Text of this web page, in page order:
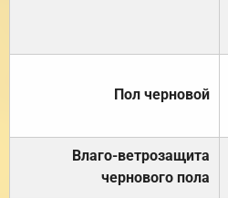
Пол черновой
Влаго-ветрозащита
чернового пола